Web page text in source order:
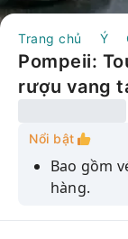
Trang chủ Ý
Pompeii:
rượu vang
Nổi bật
Bao gồm
hàng.
Tham